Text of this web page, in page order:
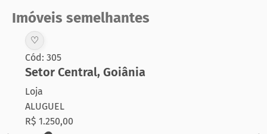
Imóveis semelhantes
♡
Cód: 305
Setor Central,Goiânia
Loja
ALUGUEL
R$ 1.250,00